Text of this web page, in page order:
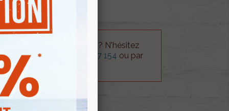
technique sur le produit ? N'hésitez
technique au
0254 277 154 ou par